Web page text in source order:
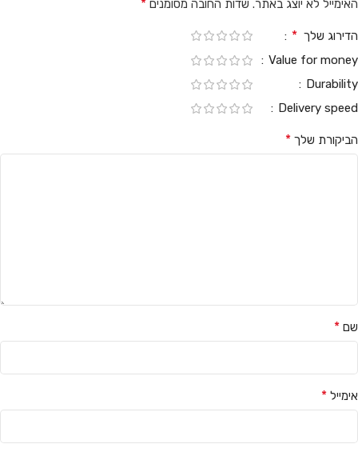
האימייל לא יוצג באתר. שדות החובה מסומנים *
הדירוג שלך *
Value for money
Durability
Delivery speed
הביקורת שלך *
שם *
אימייל *